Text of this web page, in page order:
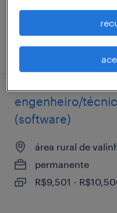
R$9,501 -
vaga postada em 25
engenheiro/
(software)
área rural de
permanente
R$9,501 -